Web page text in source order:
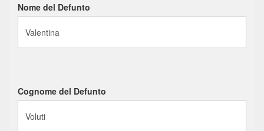
Nome del Defunto
Cognome del Defunto